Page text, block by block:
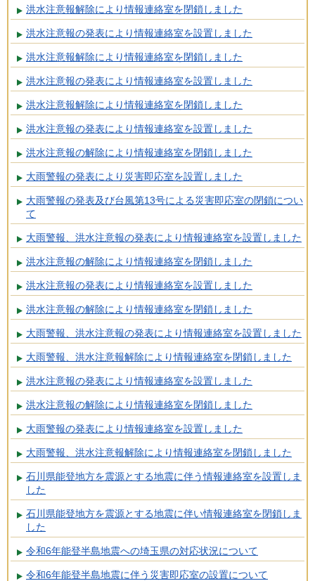
洪水注意報解除により情報連絡室を閉鎖しました
洪水注意報の発表により情報連絡室を設置しました
洪水注意報解除により情報連絡室を閉鎖しました
洪水注意報の発表により情報連絡室を設置しました
洪水注意報解除により情報連絡室を閉鎖しました
洪水注意報の発表により情報連絡室を設置しました
洪水注意報の解除により情報連絡室を閉鎖しました
大雨警報の発表により災害即応室を設置しました
大雨警報の発表及び台風第13号による災害即応室の閉鎖につい
て
大雨警報、洪水注意報の発表により情報連絡室を設置しました
洪水注意報の解除により情報連絡室を閉鎖しました
洪水注意報の発表により情報連絡室を設置しました
洪水注意報の解除により情報連絡室を閉鎖しました
大雨警報、洪水注意報の発表により情報連絡室を設置しました
大雨警報、洪水注意報解除により情報連絡室を閉鎖しました
洪水注意報の発表により情報連絡室を設置しました
洪水注意報の解除により情報連絡室を閉鎖しました
大雨警報の発表により情報連絡室を設置しました
大雨警報、洪水注意報解除により情報連絡室を閉鎖しました
石川県能登地方を震源とする地震に伴う情報連絡室を設置しま
した
石川県能登地方を震源とする地震に伴い情報連絡室を閉鎖しま
した
令和6年能登半島地震への埼玉県の対応状況について
令和6年能登半島地震に伴う災害即応室の設置について